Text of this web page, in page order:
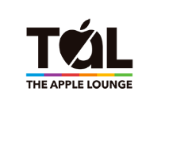
contenuto